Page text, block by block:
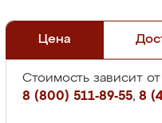
Цена
Стоимость зависит от
8 (800) 511-89-55, 8